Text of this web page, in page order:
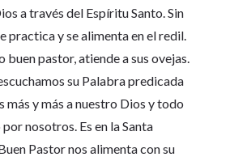
a través del Espíritu Santo. Sin
practica y se alimenta en el redil.
buen pastor, atiende a sus ovejas.
su Palabra predicada
más y más a nuestro Dios y todo
por nosotros. Es en la Santa
Pastor nos alimenta con su